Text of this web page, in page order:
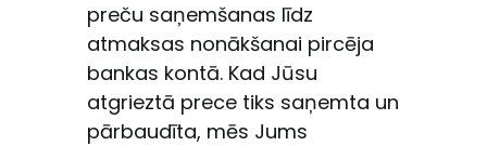
preču saņemšanas līdz
atmaksas nonākšanai pircēja
bankas kontā. Kad Jūsu
atgrieztā prece tiks saņemta un
pārbaudīta, mēs Jums